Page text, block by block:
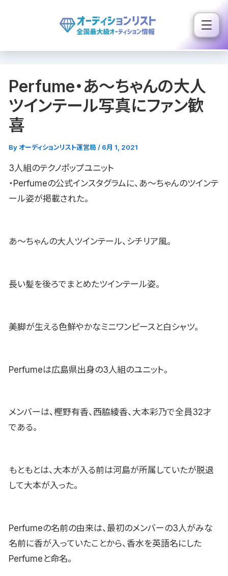
ス
Perfume・あ〜ちゃんの大人
ツインテール写真にファン歓
喜
By オーディションリスト運営局 / 6月 1, 2021
3人組のテクノポップユニット
・Perfumeの公式インスタグラムに、あ〜ちゃんのツインテ
ール姿が掲載された。
あ〜ちゃんの大人ツインテール、シチリア風。
長い髪を後ろでまとめたツインテール姿。
美脚が生える色鮮やかなミニワンピースと白シャツ。
Perfumeは広島県出身の3人組のユニット。
メンバーは、樫野有香、西脇綾香、大本彩乃で全員32才
である。
もともとは、大本が入る前は河島が所属していたが脱退
して大本が入った。
Perfumeの名前の由来は、最初のメンバーの3人がみな
名前に香が入っていたことから、香水を英語名にした
Perfumeと命名。